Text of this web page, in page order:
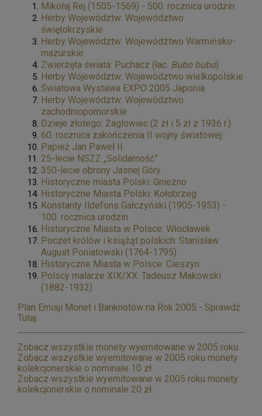
Mikołaj Rej (1505-1569) - 500. rocznica urodzin
Herby Województw: Województwo
świętokrzyskie
Herby Województw: Województwo Warmińsko-
mazurskie
Zwierzęta świata: Puchacz (łac. Bubo bubo)
Herby Województw: Województwo wielkopolskie
Światowa Wystawa EXPO 2005 Japonia
Herby Województw: Województwo
zachodniopomorskie
Dzieje złotego: Żaglowiec (2 zł i 5 zł z 1936 r.)
60. rocznica zakończenia II wojny światowej
Papież Jan Paweł II
25-lecie NSZZ „Solidarność”
350-lecie obrony Jasnej Góry
Historyczne miasta Polski: Gniezno
Historyczne Miasta Polski: Kołobrzeg
Konstanty Ildefons Gałczyński (1905-1953) -
100. rocznica urodzin
Historyczne Miasta w Polsce: Włocławek
Poczet królów i książąt polskich: Stanisław
August Poniatowski (1764-1795)
Historyczne Miasta w Polsce: Cieszyn
Polscy malarze XIX/XX: Tadeusz Makowski
(1882-1932)
Plan Emisji Monet i Banknotów na Rok 2005 - Sprawdź
Tutaj.
Zobacz wszystkie monety wyemitowane w 2005 roku.
Zobacz wszystkie wyemitowane w 2005 roku monety
kolekcjonerskie o nominale 10 zł.
Zobacz wszystkie wyemitowane w 2005 roku monety
kolekcjonerskie o nominale 20 zł.